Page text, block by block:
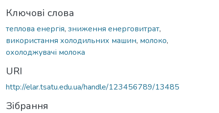
Ключові слова
теплова енергія, зниження енерговитрат,
використання холодильних машин, молоко,
охолоджувачі молока
URI
http://elar.tsatu.edu.ua/handle/123456789/13485
Зібрання